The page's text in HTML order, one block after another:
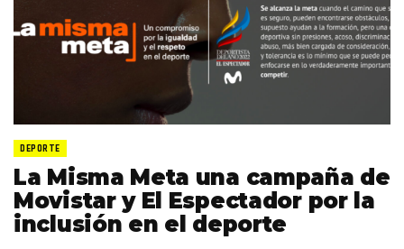
DEPORTE
La Misma Meta una campaña de
Movistar y El Espectador por la
inclusión en el deporte